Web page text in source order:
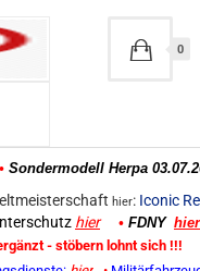
• Sondermodell Herpa
hier: Iconic
hier • FDNY hier
- stöbern lohnt sich !!!
0